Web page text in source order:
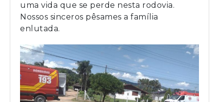
uma vida que se perde nesta rodovia.
Nossos sinceros pêsames a família
enlutada.